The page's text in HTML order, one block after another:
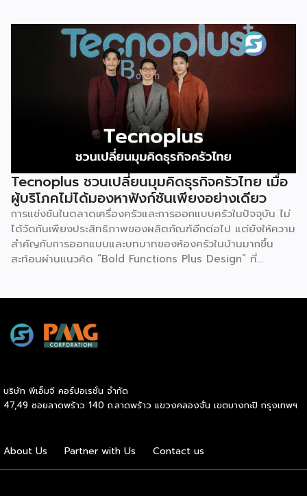
ค้าใหม่ สร้างความได้เปรียบในการแข่งขัน Cross Border E-
Commerce เปิดตลาดจีน ติดอาวุธ SMEs ไทย สู่ผู้บริโภค
ออนไลน์ ครบทั้งความรู้ เทรนด์ และโอกาสใหม่สำหรับเจ้าของ
ธุรกิจ ผู้ประกอบการ และผู้ที่กำลังวางแผนขยายตลาด
สิงหาคม 2569 | 10.00 – 12.15 น.
Franchise […]
Tecnoplus ชวนเปลี่ยนมุมคิดธุรกิจครัวไทย เมื่อ
ผู้บริโภคไม่ได้มองหาฟังก์ชันเพียงอย่างเดียว
การแข่งขันในตลาดเครื่องครัวและการออกแบบครัวในปัจจุบัน ไม่
ได้วัดกันเพียงประสิทธิภาพของผลิตภัณฑ์อีกต่อไป แต่ยังให้ความ
สำคัญกับการออกแบบและบทบาทของห้องครัวในบ้านมากขึ้น
สะท้อนผ่านแนวคิด “Bold Functions Plus Design” ที่
บริษัท เดอะ ซิกเนเจอร์ แบรนด์ จำกัด กล่าวว่า ตลอดระยะเวลา
กว่า 20 ปี Tecnoplus ทำตลาดเครื่องครัวในประเทศไทย และ
ห้องครัวในฐานะพื้นที่ศูนย์กลางของการใช้ชีวิต ด้วยเหตุนี้
Tecnoplus จึงนำเสนอแนวคิด “ครัวแบบไหนก็สวยได้” พร้อม
ประสิทธิภาพในการใช้งานและความสวยงามไม่จำเป็นต้องเป็นสิ่งที่
ผู้บริโภคต้องเลือกอย่างใดอย่างหนึ่ง […]
บริษัท พีเอ็มจี คอร์ปอเรชั่น จำกัด
47,49 ซอยลาดพร้าว 140 ถ.ลาดพร้าว แขวงคลองจั่น เขตบางกะปิ กรุงเทพฯ
About Us Partner with Us Contact us